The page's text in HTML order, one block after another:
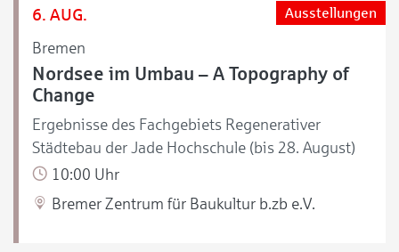
6. AUG.
Bremen
Ausstellungen
Nordsee im Umbau – A Topography of
Change
Ergebnisse des Fachgebiets Regenerativer
Städtebau der Jade Hochschule (bis 28. August)
10:00 Uhr
Bremer Zentrum für Baukultur b.zb e.V.